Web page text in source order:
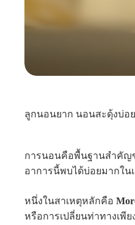
ลูกนอนยาก นอนสะดุ้งบ่อ
การนอนคือพื้นฐานสำคัญ
อาการนี้พบได้บ่อยมากใน
หนึ่งในสาเหตุหลักคือ
หรือการเปลี่ยนท่าทางเพี